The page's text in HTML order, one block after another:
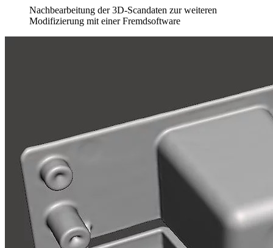
Nachbearbeitung der 3D-Scandaten zur weiteren
Modifizierung mit einer Fremdsoftware